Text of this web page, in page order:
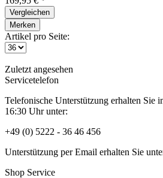
Vergleichen
Merken
Artikel pro Seite:
Zuletzt angesehen
Servicetelefon
Telefonische Unterstützung erhalten Sie
16:30 Uhr unter:
+49 (0) 5222 - 36 46 456
Unterstützung per Email erhalten Sie
Shop Service